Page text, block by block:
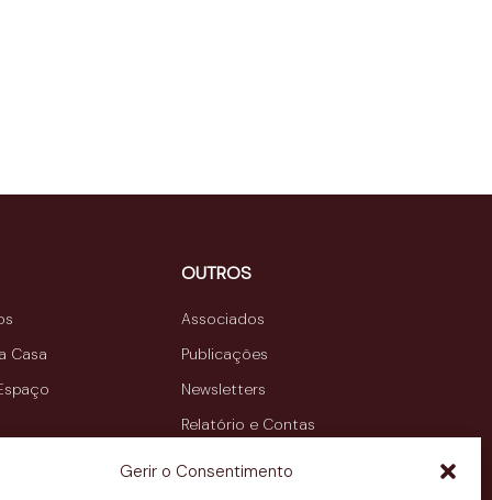
Gerir o Consentimento
Casa
OUTROS
Associados
Publicações
Newsletters
Relatório e Contas